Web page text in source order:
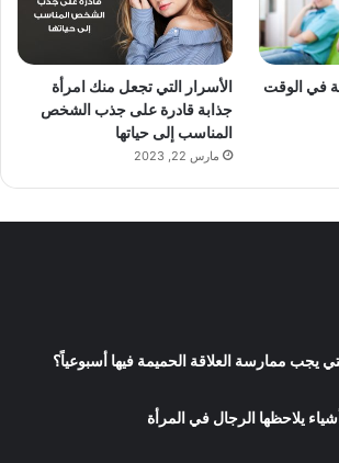
في الوقت
الأسرار التي تجعل منك امرأة
جذابة قادرة على جذب الشخص
المناسب إلى حياتها
مارس 22, 2023
يجب ممارسة العلاقة الحميمة فيها أسبوعياً؟